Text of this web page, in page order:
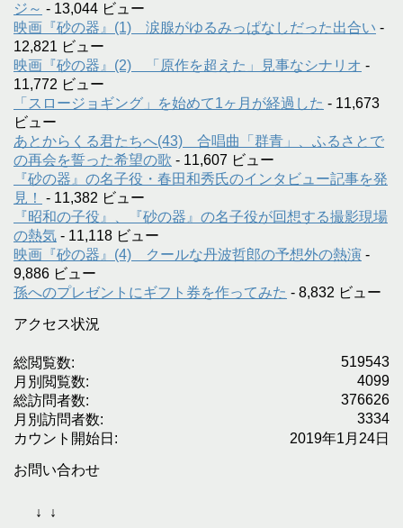
ジ～ - 13,044 ビュー
映画『砂の器』(1) 涙腺がゆるみっぱなしだった出合い -
12,821 ビュー
映画『砂の器』(2) 「原作を超えた」見事なシナリオ -
11,772 ビュー
「スロージョギング」を始めて1ヶ月が経過した - 11,673
ビュー
あとからくる君たちへ(43) 合唱曲「群青」、ふるさとで
の再会を誓った希望の歌 - 11,607 ビュー
『砂の器』の名子役・春田和秀氏のインタビュー記事を発
見！
- 11,382 ビュー
『昭和の子役』、『砂の器』の名子役が回想する撮影現場
の熱気 - 11,118 ビュー
映画『砂の器』(4) クールな丹波哲郎の予想外の熱演 -
9,886 ビュー
孫へのプレゼントにギフト券を作ってみた - 8,832 ビュー
アクセス状況
519543
総閲覧数:
4099
月別閲覧数:
376626
総訪問者数:
3334
月別訪問者数:
2019年1月24日
カウント開始日:
お問い合わせ
↓
↓